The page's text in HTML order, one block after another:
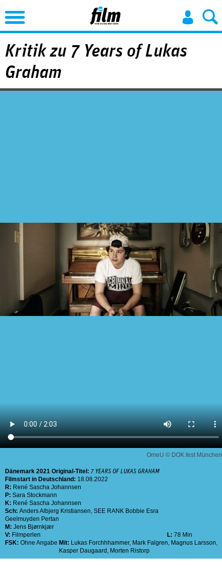
Jump to Navigation
Kritik zu 7 Years of Lukas
Graham
OmeU © DOK.fest München
Dänemark 2021 Original-Titel: 7 YEARS OF LUKAS GRAHAM
Filmstart in Deutschland: 18.08.2022
R: René Sascha Johannsen
P: Sara Stockmann
K: René Sascha Johannsen
Sch: Anders Albjerg Kristiansen, SEE RANK Bobbie Esra
Geelmuyden Pertan
M: Jens Bjørnkjær
V: Filmperlen L: 78 Min
FSK: Ohne Angabe Mit: Lukas Forchhhammer, Mark Falgren, Magnus Larsson,
Kasper Daugaard , Morten Ristorp